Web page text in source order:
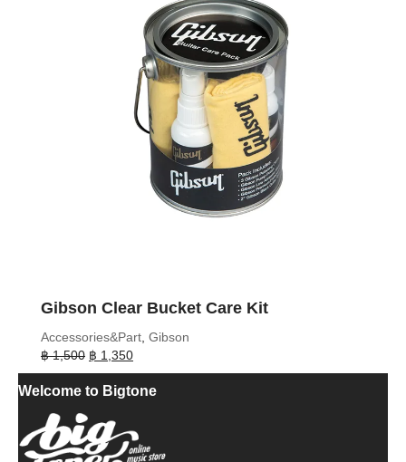
Gibson Clear Bucket Care Kit
Accessories&Part, Gibson
฿1,500 Original
price
was:
฿ 1,350Current
price
is:
Welcome to Bigtone